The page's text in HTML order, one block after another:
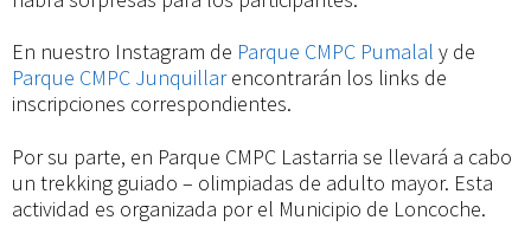
En nuestro Instagram de Parque CMPC Pumalal y de
Parque CMPC Junquillarencontrarán los links de
inscripciones correspondientes.
Por su parte, en Parque CMPC Lastarria se llevará a cabo
un trekking guiado – olimpiadas de adulto mayor. Esta
actividad es organizada por el Municipio de Loncoche.